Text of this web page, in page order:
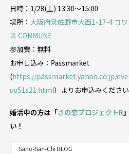
日時：1/28(土) 13:30〜15:00
場所： 大阪府泉佐野市大西1-17-4 コ
ス COMMUNE
参加費：無料
お申し込み：Passmarket
(https://passmarket.yahoo.co.jp/
uu51s21.html）よりお申込みください
婚活中の方は「さの恋プロジェクトR
い！
Sano-San-Chi BLOG